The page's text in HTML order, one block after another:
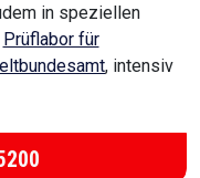
in speziellen
Prüflabor für
, intensiv